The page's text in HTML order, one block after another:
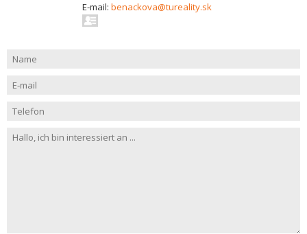
E-mail: benackova@tureality.sk